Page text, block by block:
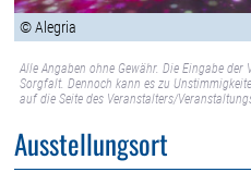
© Alegria
Alle Angaben ohne Gewähr. Die Eingabe
Sorgfalt. Dennoch kann es zu
auf die Seite des Veranstalters/
Ausstellungsort